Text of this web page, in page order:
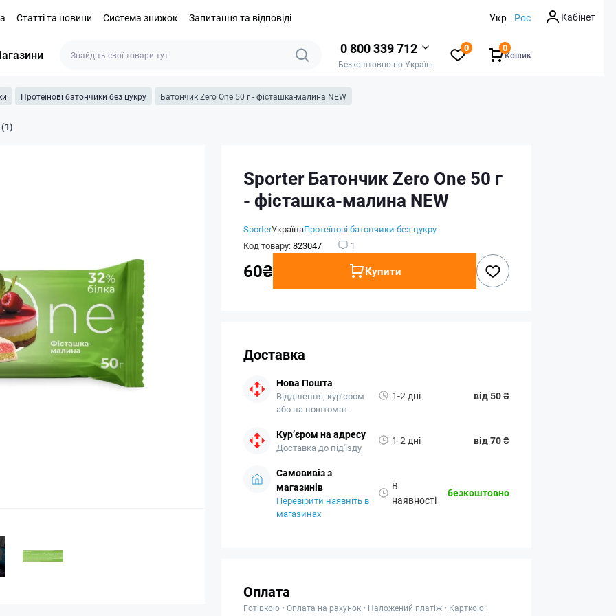
Статті та новини Система знижок Запитання та відповіді Укр Рос Кабінет
0 800 339 712
Безкоштовно по Україні
0
Кошик
0
Протеїнові батончики без цукру Батончик Zero One 50 г - фісташка-малина NEW
(1)
Sporter Батончик Zero One 50 г
- фісташка-малина NEW
SporterУкраїнаПротеїнові батончики без цукру
Код товару:823047 1
60₴ Купити
Доставка
Нова Пошта
Відділення, кур’єром
або на поштомат
1-2 дні від 50 ₴
Кур’єром на адресу
Доставка до під'їзду
1-2 дні від 70 ₴
Самовивіз з
магазинів
Перевірити наявніть в
магазинах
В
наявності
безкоштовно
Оплата
Готівкою • Оплата на рахунок • Наложений платіж • Карткою і